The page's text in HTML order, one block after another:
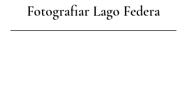
Fotografiar Lago Federa